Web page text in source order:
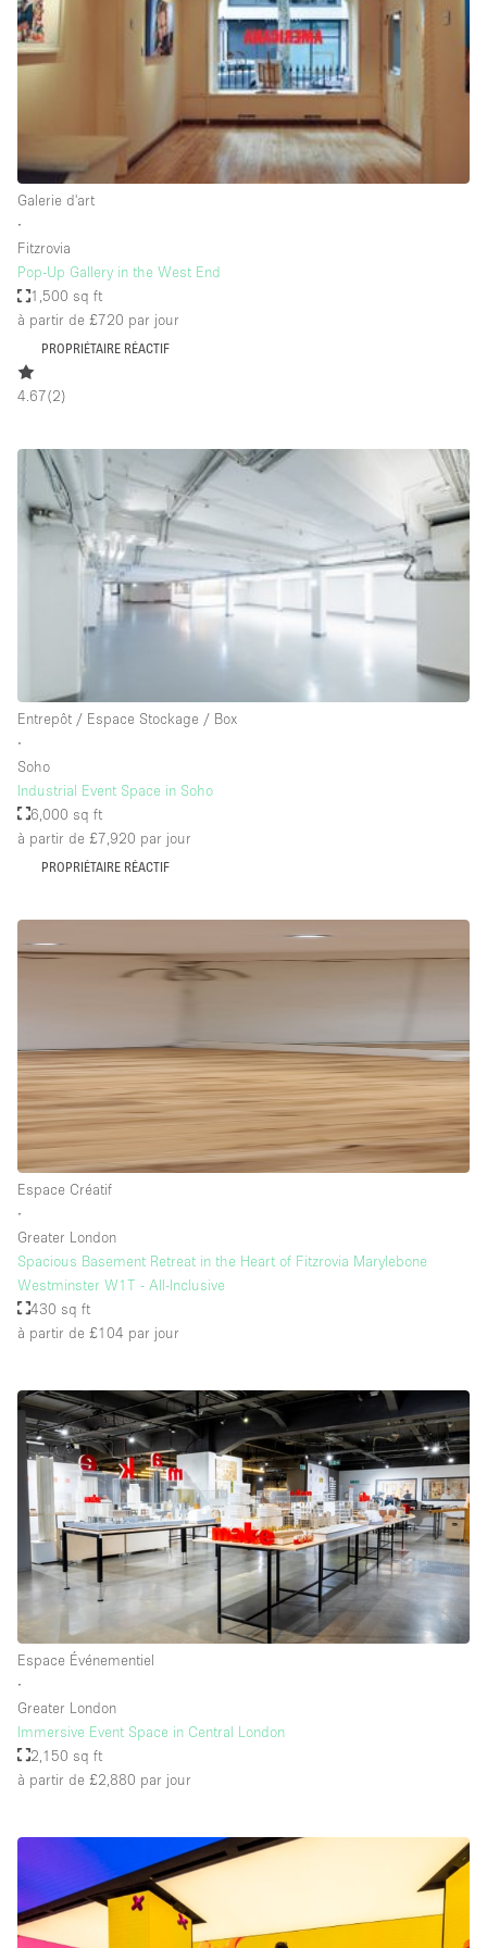
Espace Epuré / Minimaliste
Exposition Véhicules
Licence Alcool
Lumière du Jour
Mobilier
Parking Privé
Plusieurs Pièces
Portants
Réserve
Salle de Bain
Smoking Area
Soundproof
Style Haussmannien
Sur Rue
Surface Habitable
Terrace
Toilettes
Éclairage
Électricité
Étage/accès
Sous-sol
Rez-de-chaussée sur cour
Rez-de-chaussée sur rue
Rooftop
Autre
Galerie d'art
∙
Fitzrovia
Pop-Up Gallery in the West End
1,500 sq ft
à partir de £720 par jour
PROPRIÉTAIRE RÉACTIF
4.67(2)
Entrepôt / Espace Stockage / Box
∙
Soho
Industrial Event Space in Soho
6,000 sq ft
à partir de £7,920 par jour
PROPRIÉTAIRE RÉACTIF
Espace Créatif
∙
Greater London
Spacious Basement Retreat in the Heart of Fitzrovia Marylebone
Westminster W1T - All-Inclusive
430 sq ft
à partir de £104 par jour
Espace Événementiel
∙
Greater London
Immersive Event Space in Central London
2,150 sq ft
à partir de £2,880 par jour